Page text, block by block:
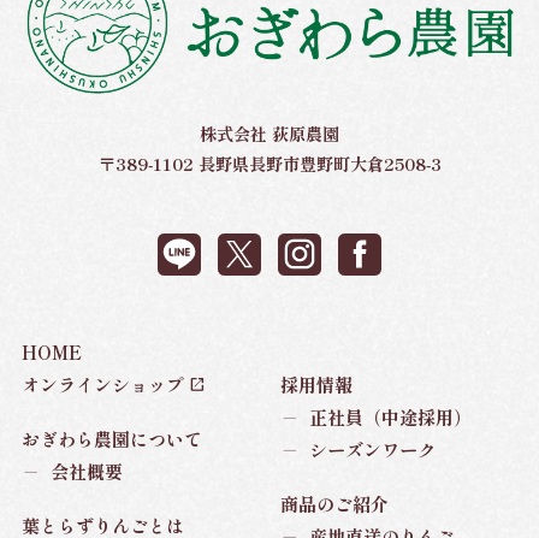
株式会社 荻原農園
〒389-1102 長野県長野市豊野町大倉2508-3
HOME
オンラインショップ
おぎわら農園について
－ 会社概要
葉とらずりんごとは
採用情報
－ 正社員（中途採用）
－
シーズンワーク
商品のご紹介